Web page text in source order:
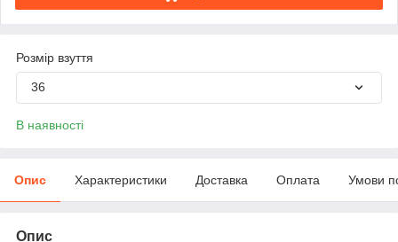
Розмір взуття
36
В наявності
Опис Характеристики Доставка Оплата Умови
Опис